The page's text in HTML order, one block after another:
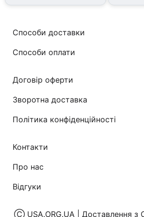
Способи доставки
Способи оплати
Договір оферти
Зворотна доставка
Політика конфіденційності
Контакти
Про нас
Відгуки
Ⓒ USA.ORG.UA | Доставлення з